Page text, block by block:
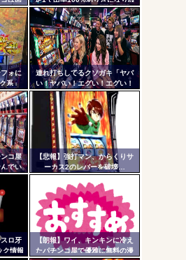
クソアニメの思い出ｗｗｗ
RSS
そし
き
定1放置がデフォになったから
ォに
系」
信頼
体感
連れ打ちしてるクソガキ「ヤバ
い！ヤバい！エグい！エグい！
アツい！アツい！」←語彙力無
さすぎだろｗｗｗ
コ屋
でい
【悲報】強打マン、からくりサ
ーカス2のレバーを破壊…
スロ牙
ク情報
【朗報】ワイ、キンキンに冷え
たパチンコ屋で優雅に無料の漫